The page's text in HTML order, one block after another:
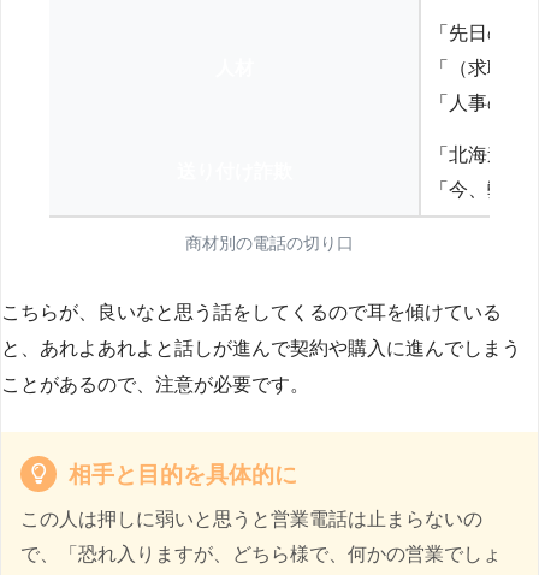
「先日の
「（求職
「人事の方
「北海道
「今、弊
商材別の電話の切り口
こちらが、良いなと思う話をしてくるので耳を傾けている
と、あれよあれよと話しが進んで契約や購入に進んでしまう
ことがあるので、注意が必要です。
相手と目的を具体的に
この人は押しに弱いと思うと営業電話は止まらないの
で、「恐れ入りますが、どちら様で、何かの営業でしょ